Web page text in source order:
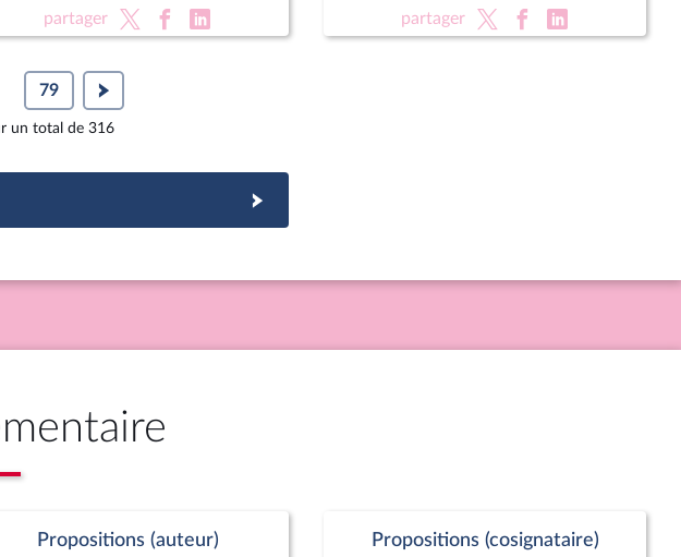
partager
partager
79
un total de 316
Propositions (auteur) Propositions (cosignataire)